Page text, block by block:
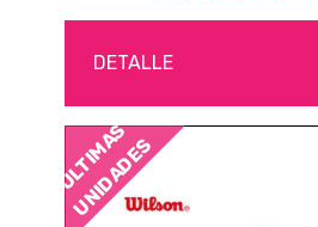
DETALLE
ÚLTIMAS
UNIDADES